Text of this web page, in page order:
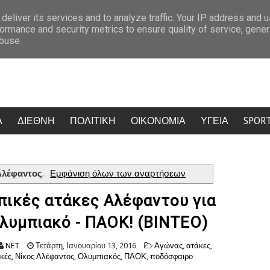
ΣΥΡΙΖΑ και Νέα Αριστερα Σάλος στην Κρήτη: Τουρίστας
ΔΙΕΘΝΗ ΠΟΛΙΤΙΚΗ ΟΙΚΟΝΟΜΙΑ ΥΓΕΙΑ
. Εμφάνιση όλων των αναρτήσεων
ατάκες Αλέφαντου για
- ΠΑΟΚ! (ΒΙΝΤΕΟ)
NET Τετάρτη, Ιανουαρίου 13, 2016 Αγώνας, ατάκες,
, Νίκος Αλέφαντος, Ολυμπιακός, ΠΑΟΚ, ποδόσφαιρο
its services and to analyze traffic. Your IP address and
and security metrics to ensure quality of service,